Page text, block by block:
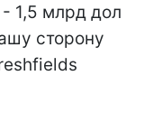
1,5 млрд дол
сторону